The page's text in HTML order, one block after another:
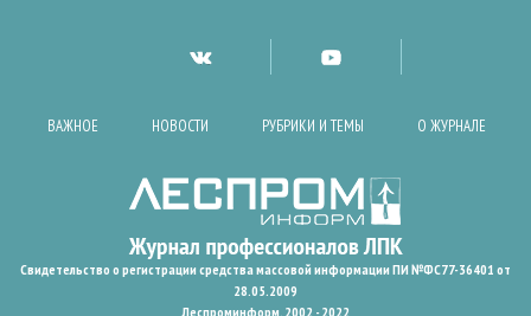
ВАЖНОЕ НОВОСТИ РУБРИКИ И ТЕМЫ О ЖУРНАЛЕ
Свидетельство о регистрации средства массовой информации ПИ №ФС77-36401 от
28.05.2009
Леспроминформ. 2002 - 2022